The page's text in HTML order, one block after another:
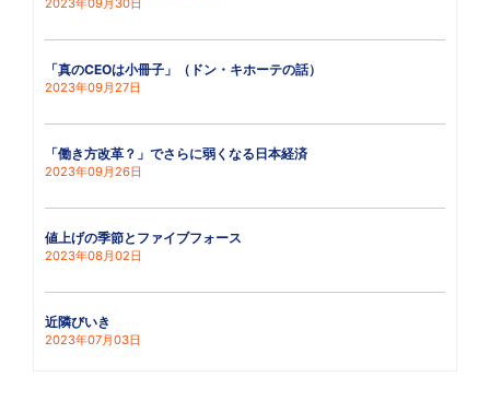
「真のCEOは小冊子」（ドン・キホーテの話）
2023年09月27日
「働き方改革？」でさらに弱くなる日本経済
2023年09月26日
値上げの季節とファイブフォース
2023年08月02日
近隣びいき
2023年07月03日